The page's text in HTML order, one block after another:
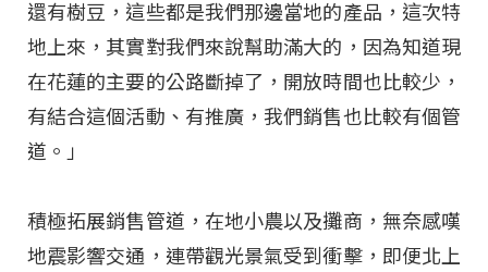
還有樹豆，這些都是我們那邊當地的產品，這次特
地上來，其實對我們來說幫助滿大的，因為知道現
在花蓮的主要的公路斷掉了，開放時間也比較少，
有結合這個活動、有推廣，我們銷售也比較有個管
道。」
積極拓展銷售管道，在地小農以及攤商，無奈感嘆
地震影響交通，連帶觀光景氣受到衝擊，即便北上